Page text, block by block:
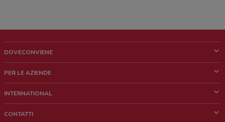
DOVECONVIENE
Chi siamo
Lavora con noi
PER LE AZIENDE
Richieste commerciali e marketing
INTERNATIONAL
CONTATTI